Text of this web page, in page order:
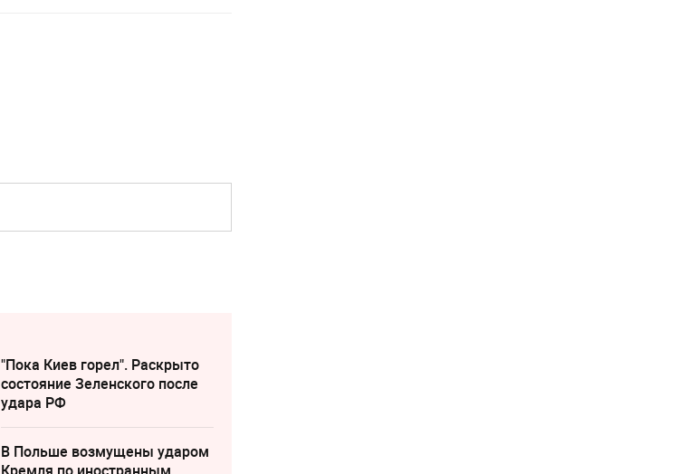
"Пока Киев горел". Раскрыто
состояние Зеленского после
удара РФ
В Польше возмущены ударом